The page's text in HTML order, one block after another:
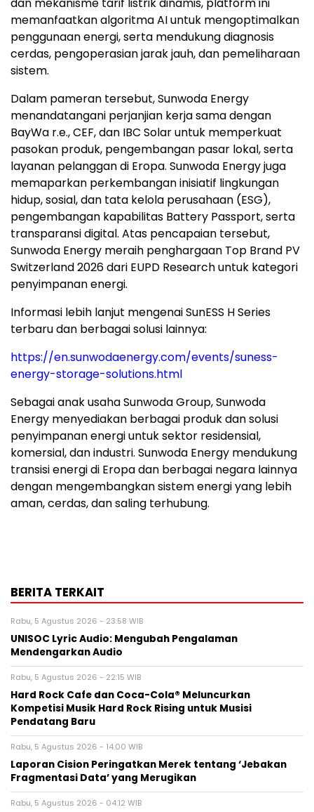
memanfaatkan algoritma AI untuk mengoptimalkan
penggunaan energi, serta mendukung diagnosis
cerdas, pengoperasian jarak jauh, dan pemeliharaan
sistem.
Dalam pameran tersebut, Sunwoda Energy
menandatangani perjanjian kerja sama dengan
BayWa r.e., CEF, dan IBC Solar untuk memperkuat
pasokan produk, pengembangan pasar lokal, serta
layanan pelanggan di Eropa. Sunwoda Energy juga
memaparkan perkembangan inisiatif lingkungan
hidup, sosial, dan tata kelola perusahaan (ESG),
pengembangan kapabilitas Battery Passport, serta
transparansi digital. Atas pencapaian tersebut,
Sunwoda Energy meraih penghargaan Top Brand PV
Switzerland 2026 dari EUPD Research untuk kategori
penyimpanan energi.
Informasi lebih lanjut mengenai SunESS H Series
terbaru dan berbagai solusi lainnya:
https://en.sunwodaenergy.com/events/suness-
energy-storage-solutions.html
Sebagai anak usaha Sunwoda Group, Sunwoda
Energy menyediakan berbagai produk dan solusi
penyimpanan energi untuk sektor residensial,
komersial, dan industri. Sunwoda Energy mendukung
transisi energi di Eropa dan berbagai negara lainnya
dengan mengembangkan sistem energi yang lebih
aman, cerdas, dan saling terhubung.
BERITA TERKAIT
Rabu, 5 Agustus 2026 - 23:58 WIB
UNISOC Lyric Audio: Mengubah Pengalaman
Mendengarkan Audio
Rabu, 5 Agustus 2026 - 22:15 WIB
Hard Rock Cafe dan Coca-Cola® Meluncurkan
Kompetisi Musik Hard Rock Rising untuk Musisi
Pendatang Baru
Rabu, 5 Agustus 2026 - 14:00 WIB
Laporan Cision Peringatkan Merek tentang ‘Jebakan
Fragmentasi Data’ yang Merugikan
Rabu, 5 Agustus 2026 - 04:12 WIB